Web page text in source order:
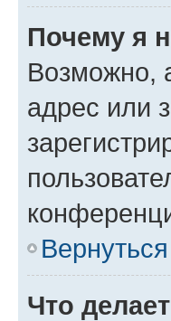
Почему я
Возможно,
адрес или
Что